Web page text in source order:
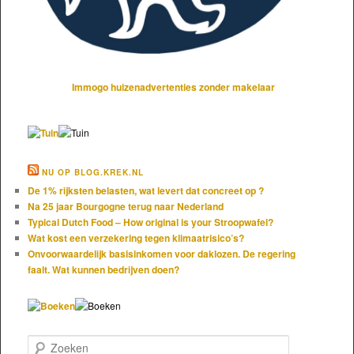
Immogo huizenadvertenties zonder makelaar
NU OP BLOG.KREK.NL
De 1% rijksten belasten, wat levert dat concreet op ?
Na 25 jaar Bourgogne terug naar Nederland
Typical Dutch Food – How original is your Stroopwafel?
Wat kost een verzekering tegen klimaatrisico’s?
Onvoorwaardelijk basisinkomen voor daklozen. De regering
faalt. Wat kunnen bedrijven doen?
Zoeken